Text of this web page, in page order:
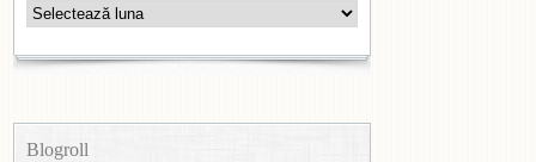
Arhive
Blogroll